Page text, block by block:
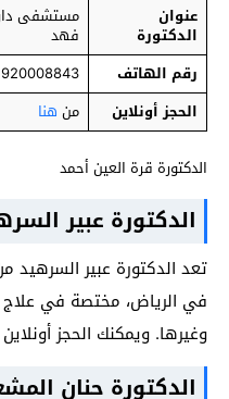
عنوان
الدكتورة
مستشفى دار
فهد
رقم الهاتف
920008843
الحجز أونلاين
من هنا
الدكتورة قرة العين أحمد
الدكتورة عبير
تعد الدكتورة عبير السرهيد
في الرياض، مختصة في علاج
وغيرها. ويمكنك الحجز
الدكتورة حنان